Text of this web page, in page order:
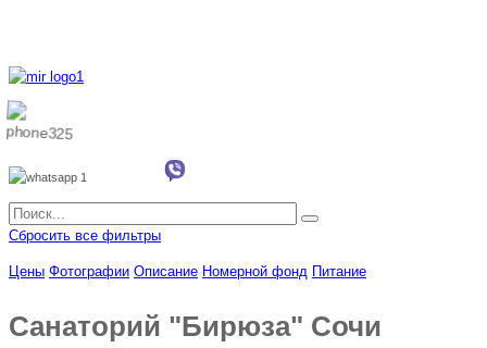
8 962 888 51 55
Сбросить все фильтры
Цены Фотографии Описание Номерной фонд Питание
Санаторий "Бирюза" Сочи